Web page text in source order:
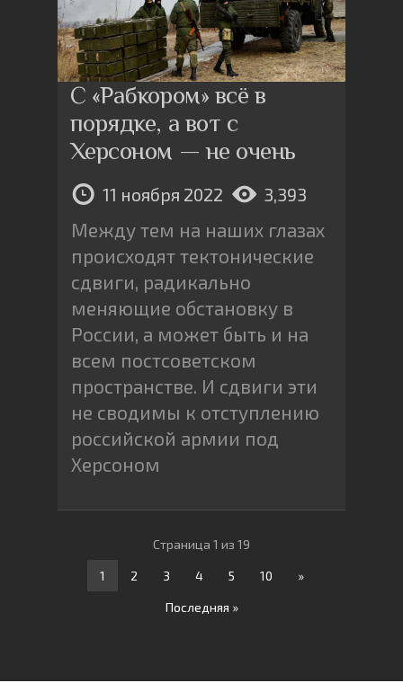
С «Рабкором» всё в
порядке, а вот с
Херсоном — не очень
11 ноября 2022 3,393
Между тем на наших глазах
происходят тектонические
сдвиги, радикально
меняющие обстановку в
России, а может быть и на
всем постсоветском
пространстве. И сдвиги эти
не сводимы к отступлению
российской армии под
Херсоном
Страница 1 из 19
1 2 3 4 5 10 »
Последняя »